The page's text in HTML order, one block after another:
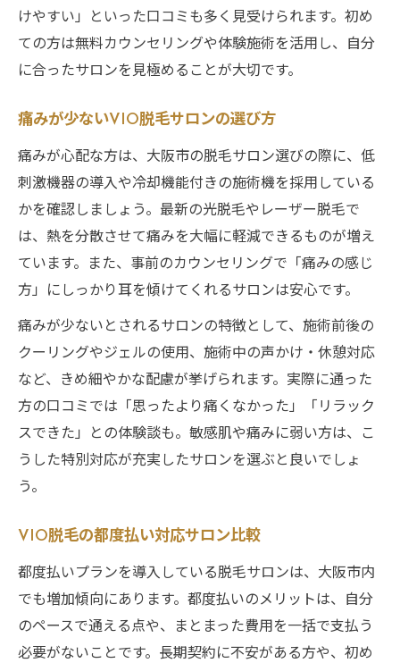
けやすい」といった口コミも多く見受けられます。初め
ての方は無料カウンセリングや体験施術を活用し、自分
に合ったサロンを見極めることが大切です。
痛みが少ないVIO脱毛サロンの選び方
痛みが心配な方は、大阪市の脱毛サロン選びの際に、低
刺激機器の導入や冷却機能付きの施術機を採用している
かを確認しましょう。最新の光脱毛やレーザー脱毛で
は、熱を分散させて痛みを大幅に軽減できるものが増え
ています。また、事前のカウンセリングで「痛みの感じ
方」にしっかり耳を傾けてくれるサロンは安心です。
痛みが少ないとされるサロンの特徴として、施術前後の
クーリングやジェルの使用、施術中の声かけ・休憩対応
など、きめ細やかな配慮が挙げられます。実際に通った
方の口コミでは「思ったより痛くなかった」「リラック
スできた」との体験談も。敏感肌や痛みに弱い方は、こ
うした特別対応が充実したサロンを選ぶと良いでしょ
う。
VIO脱毛の都度払い対応サロン比較
都度払いプランを導入している脱毛サロンは、大阪市内
でも増加傾向にあります。都度払いのメリットは、自分
のペースで通える点や、まとまった費用を一括で支払う
必要がないことです。長期契約に不安がある方や、初め